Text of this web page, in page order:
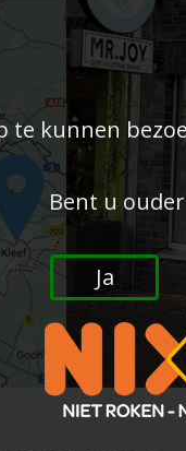
te kunnen
Bent u
Ja